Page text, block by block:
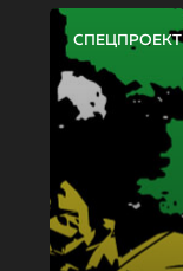
СПЕЦПРОЕКТ